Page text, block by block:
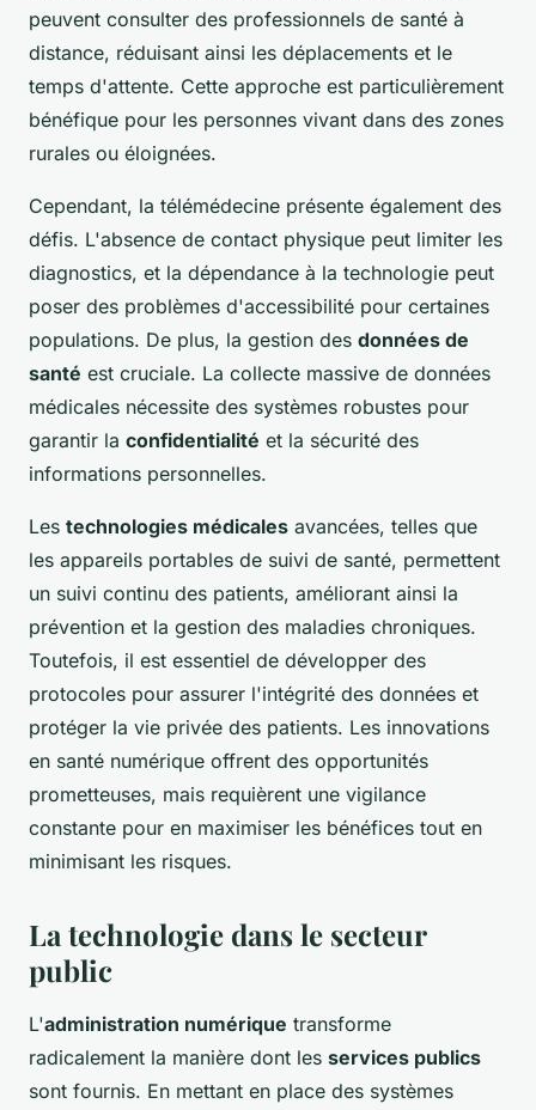
peuvent consulter des professionnels de santé à
distance, réduisant ainsi les déplacements et le
temps d'attente. Cette approche est particulièrement
bénéfique pour les personnes vivant dans des zones
rurales ou éloignées.
Cependant, la télémédecine présente également des
défis. L'absence de contact physique peut limiter les
diagnostics, et la dépendance à la technologie peut
poser des problèmes d'accessibilité pour certaines
populations. De plus, la gestion des données de
santé est cruciale. La collecte massive de données
médicales nécessite des systèmes robustes pour
garantir la confidentialité et la sécurité des
informations personnelles.
Les technologies médicales avancées, telles que
les appareils portables de suivi de santé, permettent
un suivi continu des patients, améliorant ainsi la
prévention et la gestion des maladies chroniques.
Toutefois, il est essentiel de développer des
protocoles pour assurer l'intégrité des données et
protéger la vie privée des patients. Les innovations
en santé numérique offrent des opportunités
prometteuses, mais requièrent une vigilance
constante pour en maximiser les bénéfices tout en
minimisant les risques.
La technologie dans le secteur
public
L'administration numérique transforme
radicalement la manière dont les services publics
sont fournis. En mettant en place des systèmes